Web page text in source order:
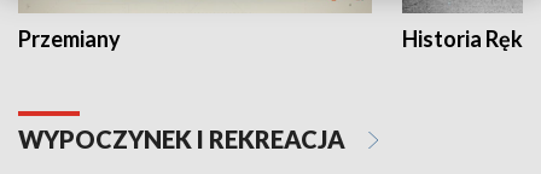
Przemiany Historia Ręką
WYPOCZYNEK I REKREACJA